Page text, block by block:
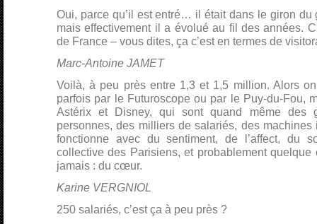
Oui, parce qu’il est entré… il était dans le giron du
mais effectivement il a évolué au fil des années.
de France – vous dites, ça c’est en termes de
Marc-Antoine JAMET
Voilà, à peu près entre 1,3 et 1,5 million. Alors
parfois par le Futuroscope ou par le Puy-du-Fou,
Astérix et Disney, qui sont quand même des
personnes, des milliers de salariés, des
fonctionne avec du sentiment, de l’affect, du
collective des Parisiens, et probablement
jamais : du cœur.
Karine VERGNIOL
250 salariés, c’est ça à peu près ?